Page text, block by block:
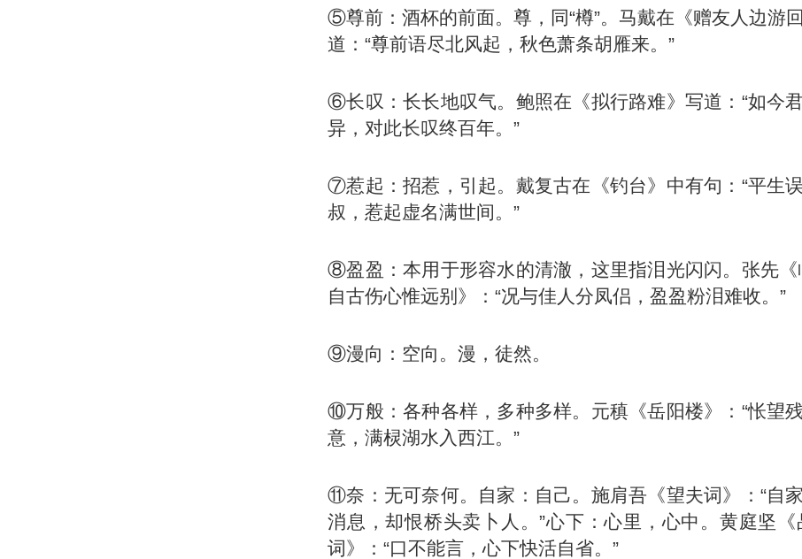
⑤尊前：酒杯的前面。尊，同“樽”。马戴在《赠友人边游
道：“尊前语尽北风起，秋色萧条胡雁来。”
⑥长叹：长长地叹气。鲍照在《拟行路难》写道：“如今
异，对此长叹终百年。”
⑦惹起：招惹，引起。戴复古在《钓台》中有句：“平生
叔，惹起虚名满世间。”
⑧盈盈：本用于形容水的清澈，这里指泪光闪闪。张先《
自古伤心惟远别》：“况与佳人分凤侣，盈盈粉泪难收。”
⑨漫向：空向。漫，徒然。
⑩万般：各种各样，多种多样。 元稹 《岳阳楼》：“怅望
意，满棂湖水入西江。”
⑪奈：无可奈何。自家：自己。施肩吾《望夫词》：“自
消息，却恨桥头卖卜人。”心下：心里，心中。 黄庭坚
词》：“口不能言，心下快活自省。”